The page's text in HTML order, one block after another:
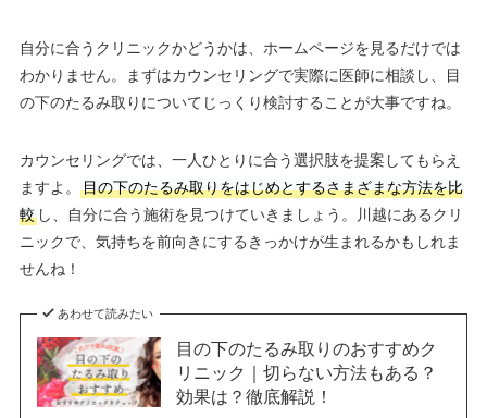
自分に合うクリニックかどうかは、ホームページを見るだけでは
わかりません。まずはカウンセリングで実際に医師に相談し、目
の下のたるみ取りについてじっくり検討することが大事ですね。
カウンセリングでは、一人ひとりに合う選択肢を提案してもらえ
ますよ。
目の下のたるみ取りをはじめとするさまざまな方法を比
較し、自分に合う施術を見つけていきましょう。川越にあるクリ
ニックで、気持ちを前向きにするきっかけが生まれるかもしれま
せんね！
あわせて読みたい
目の下のたるみ取りのおすすめク
リニック｜切らない方法もある？
効果は？徹底解説！